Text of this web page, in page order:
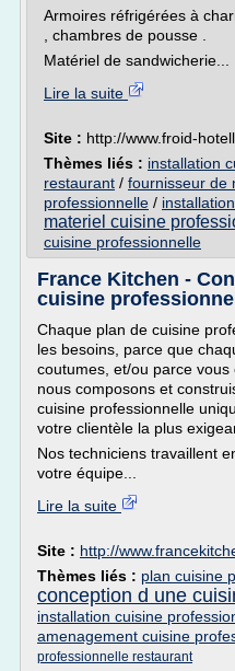
Armoires réfrigérées à
, chambres de pousse .
Matériel de sandwicherie...
Lire la suite
Site : http://www.froid-
Thèmes liés : installation
restaurant / fournisseur de
professionnelle /
materiel cuisine
cuisine professionnelle
France Kitchen -
cuisine
Chaque plan de cuisine
les besoins, parce que
coutumes, et/ou parce vous
nous composons et
cuisine professionnelle
votre clientèle la plus
Nos techniciens travaillent
votre équipe...
Lire la suite
Site : http://
Thèmes liés : plan cuisine
conception d une
installation cuisine
amenagement cuisine
professionnelle restaurant